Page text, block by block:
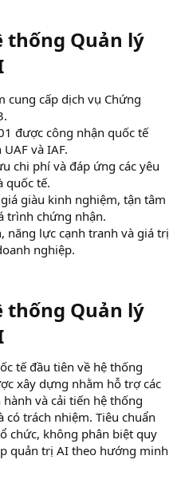
thống Quản lý
cung cấp dịch vụ Chứng
được công nhận quốc tế
và IAF.
chi phí và đáp ứng các yêu
quốc tế.
giàu kinh nghiệm, tận tâm
trình chứng nhận.
năng lực cạnh tranh và giá trị
nghiệp.
thống Quản lý
tế đầu tiên về hệ thống
xây dựng nhằm hỗ trợ các
và cải tiến hệ thống
có trách nhiệm. Tiêu chuẩn
chức, không phân biệt quy
quản trị AI theo hướng minh